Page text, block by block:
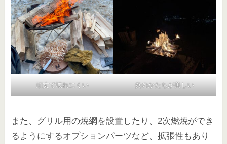
頑丈で壊れにくい 炎のかたちが美しい
また、グリル用の焼網を設置したり、2次燃焼ができ
るようにするオプションパーツなど、拡張性もあり